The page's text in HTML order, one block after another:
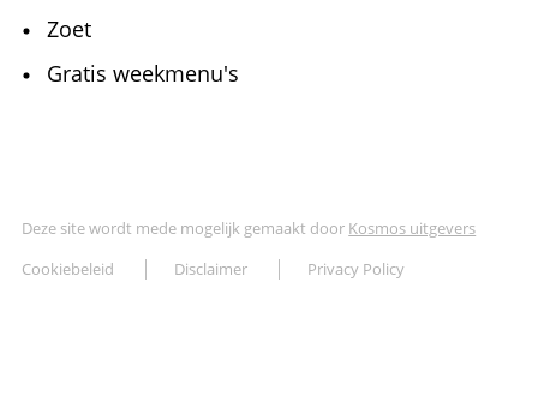
Zoet
Gratis weekmenu's
Deze site wordt mede mogelijk gemaakt door Kosmos uitgevers
Cookiebeleid Disclaimer Privacy Policy